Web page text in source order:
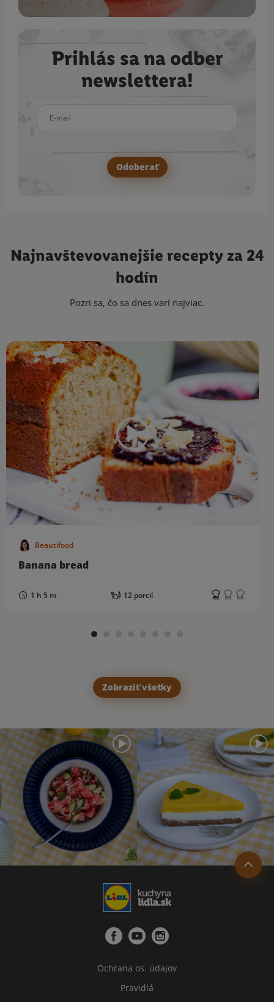
Prihlás sa na odber
newslettera!
Odoberať
Najnavštevovanejšie recepty za 24
hodín
Pozri sa, čo sa dnes varí najviac.
Beautifood
Banana bread
1 h 5 m 12 porcií
Zobraziť všetky
Ochrana os. údajov
Pravidlá